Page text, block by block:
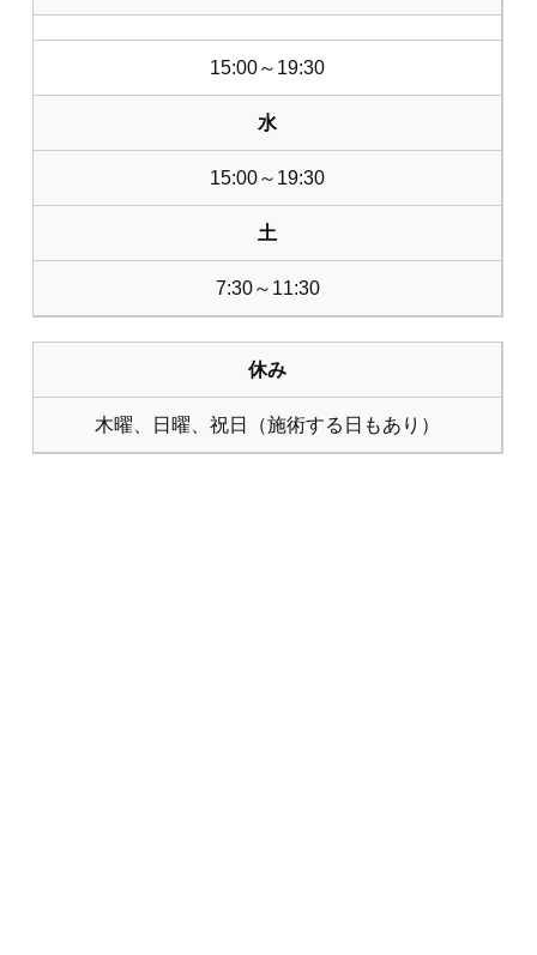
15:00～19:30
水
15:00～19:30
土
7:30～11:30
休み
木曜、日曜、祝日（施術する日もあり）